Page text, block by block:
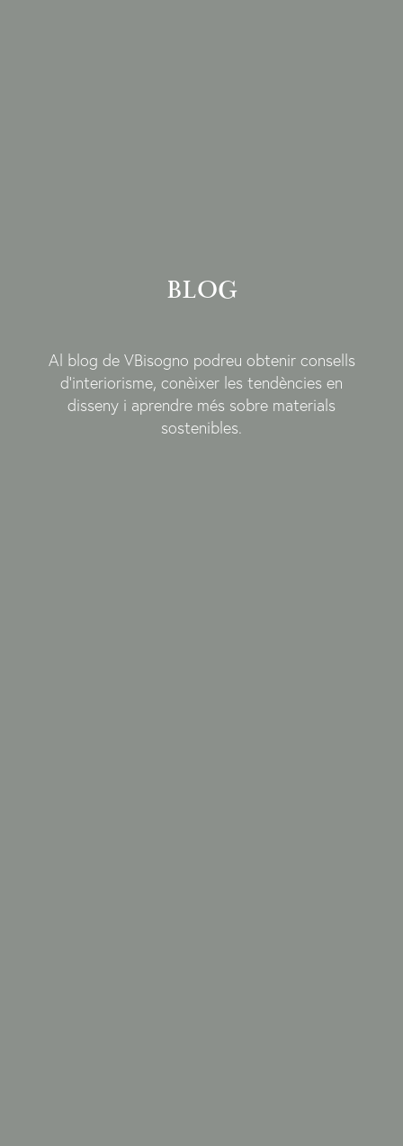
BLOG
Al blog de VBisogno podreu obtenir consells
d’interiorisme, conèixer les tendències en
disseny i aprendre més sobre materials
sostenibles.